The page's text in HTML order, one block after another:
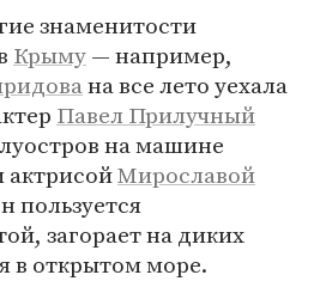
знаменитости
Крыму— например,
на все лето уехала
Павел Прилучный
на машине
актрисойМирославой
пользуется
загорает на диких
в открытом море.